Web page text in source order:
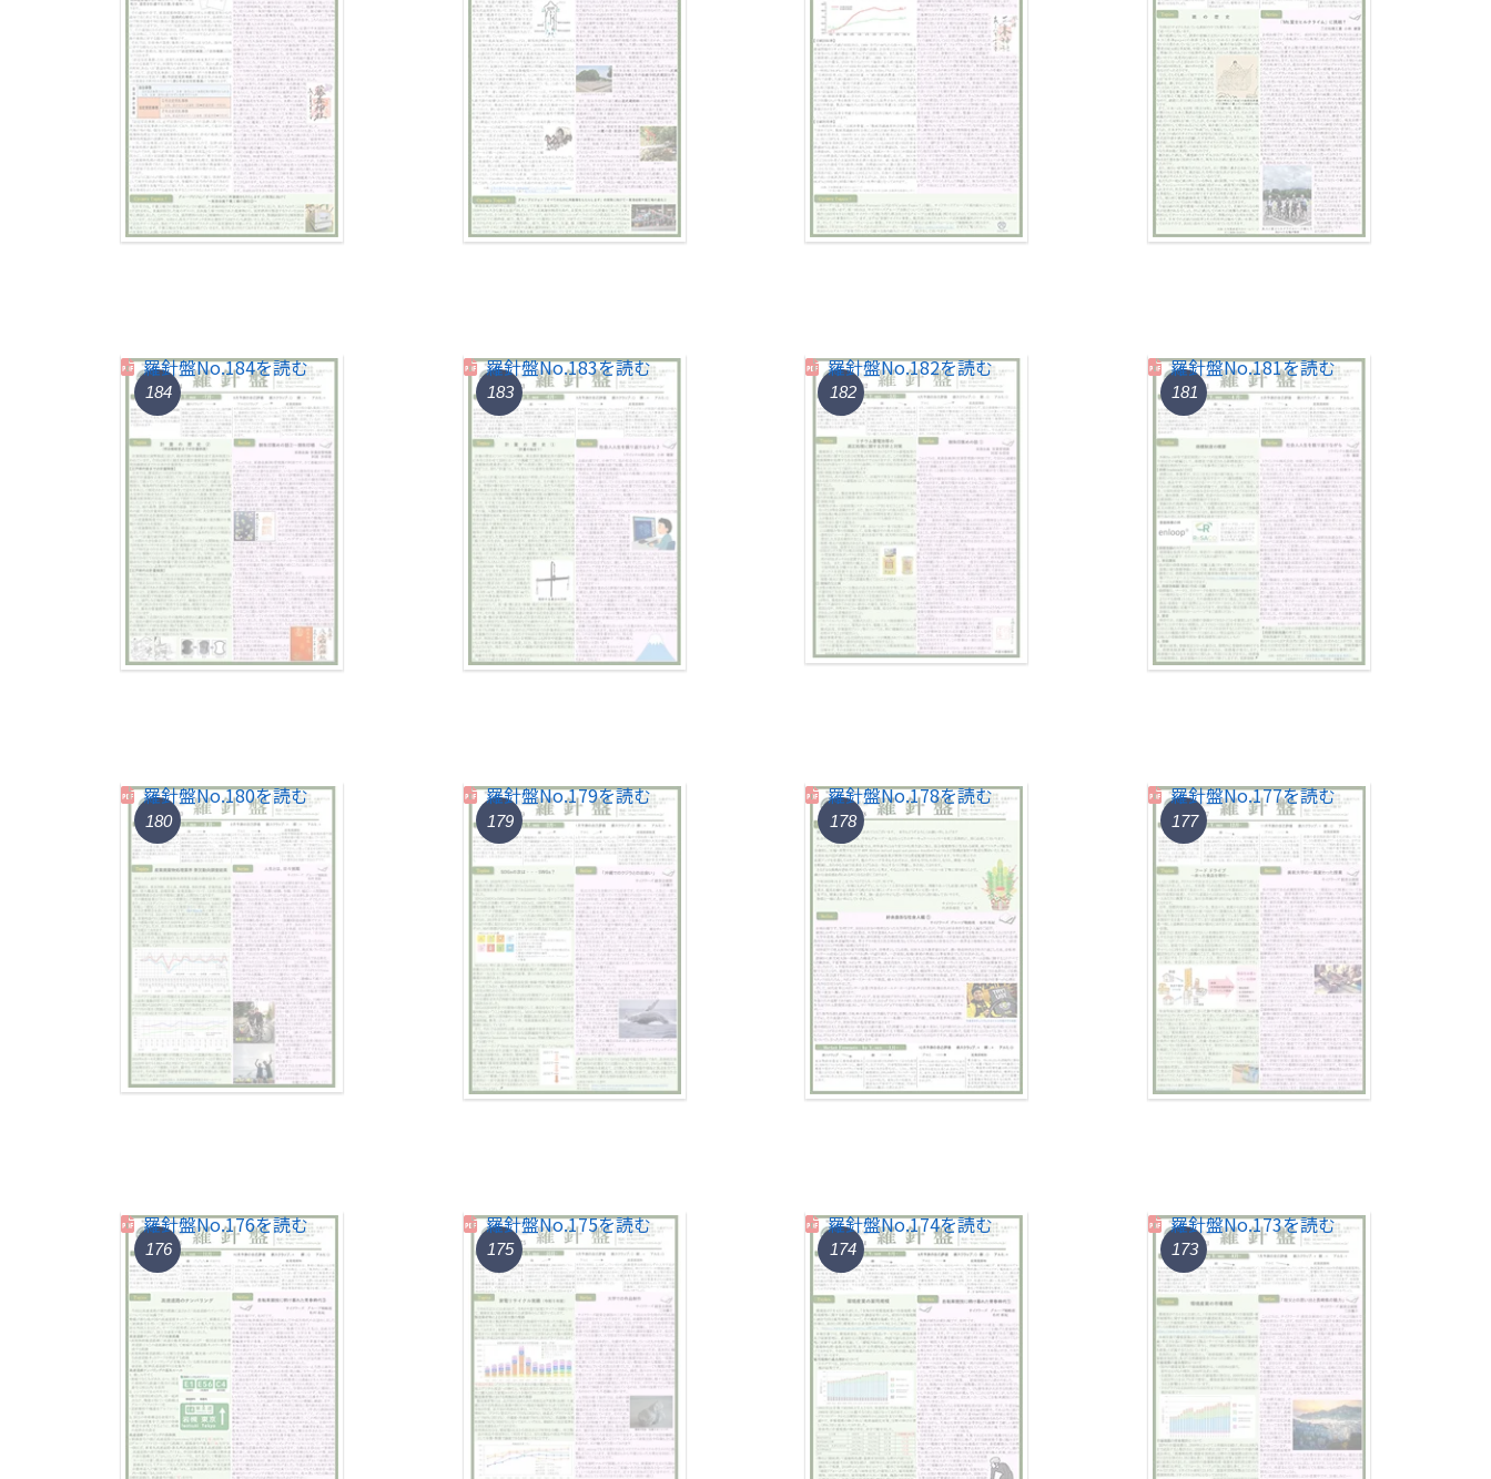
184
羅針盤No.184を読む
183
羅針盤No.183を読む
182
羅針盤No.182を読む
181
羅針盤No.181を読む
180
羅針盤No.180を読む
179
羅針盤No.179を読む
178
羅針盤No.178を読む
177
羅針盤No.177を読む
176
羅針盤No.176を読む
175
羅針盤No.175を読む
174
羅針盤No.174を読む
173
羅針盤No.173を読む